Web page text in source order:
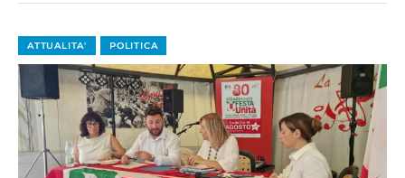
ATTUALITA' POLITICA